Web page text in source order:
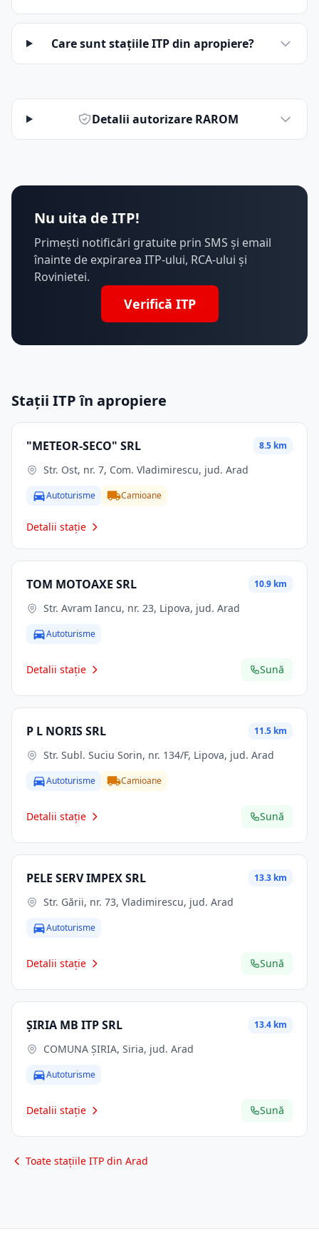
Care sunt stațiile ITP din apropiere?
Detalii autorizare RAROM
Nu uita de ITP!
Primești notificări gratuite prin SMS și email
înainte de expirarea ITP-ului, RCA-ului și
Rovinietei.
Verifică ITP
Stații ITP în apropiere
"METEOR-SECO" SRL 8.5 km
Str. Ost, nr. 7, Com. Vladimirescu, jud. Arad
Autoturisme Camioane
Detalii stație
TOM MOTOAXE SRL 10.9 km
Str. Avram Iancu, nr. 23, Lipova, jud. Arad
Autoturisme
Detalii stație Sună
P L NORIS SRL 11.5 km
Str. Subl. Suciu Sorin, nr. 134/F, Lipova, jud. Arad
Autoturisme Camioane
Detalii stație Sună
PELE SERV IMPEX SRL 13.3 km
Str. Gării, nr. 73, Vladimirescu, jud. Arad
Autoturisme
Detalii stație Sună
ŞIRIA MB ITP SRL 13.4 km
COMUNA ŞIRIA, Siria, jud. Arad
Autoturisme
Detalii stație Sună
Toate stațiile ITP din Arad